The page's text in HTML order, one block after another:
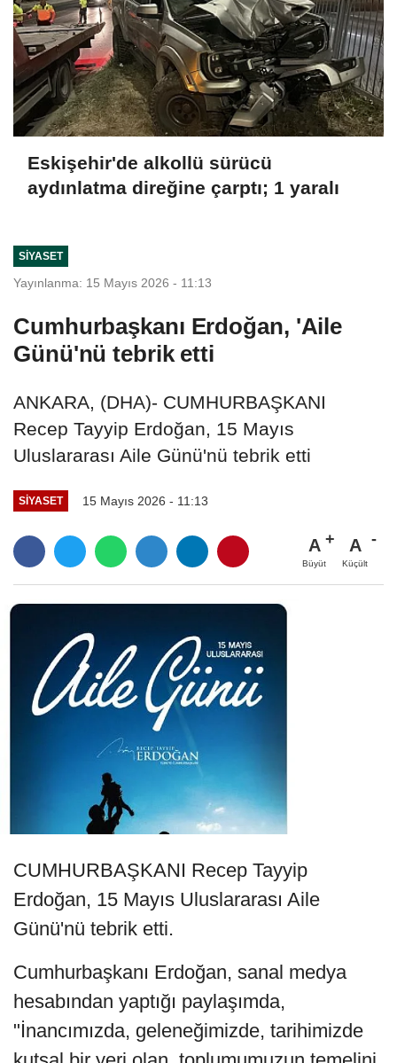
Eskişehir'de alkollü sürücü
aydınlatma direğine çarptı; 1 yaralı
SIYASET
Yayınlanma: 15 Mayıs 2026 - 11:13
Cumhurbaşkanı Erdoğan, 'Aile
Günü'nü tebrik etti
ANKARA, (DHA)- CUMHURBAŞKANI
Recep Tayyip Erdoğan, 15 Mayıs
Uluslararası Aile Günü'nü tebrik etti
SIYASET 15 Mayıs 2026 - 11:13
A
Büyüt
A
Küçült
CUMHURBAŞKANI Recep Tayyip
Erdoğan, 15 Mayıs Uluslararası Aile
Günü'nü tebrik etti.
Cumhurbaşkanı Erdoğan, sanal medya
hesabından yaptığı paylaşımda,
"İnancımızda, geleneğimizde, tarihimizde